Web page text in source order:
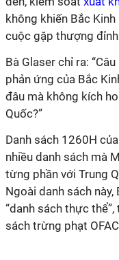
không khiến Bắc
cuộc gặp thượng
Bà Glaser chỉ ra:
phản ứng của Bắc
đâu mà không kích
Quốc?”
Danh sách 1260H
nhiều danh sách mà
từng phần với Trung
Ngoài danh sách
“danh sách thực
sách trừng phạt OFAC